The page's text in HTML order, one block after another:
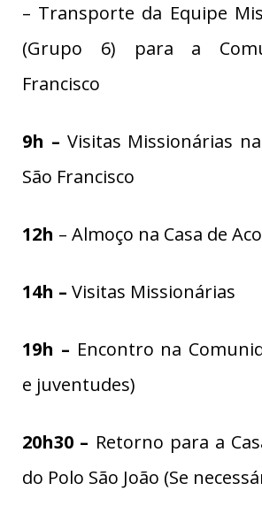
– Transporte da Equipe
(Grupo 6) para a
Francisco
9h – Visitas Missionárias
São Francisco
12h – Almoço na Casa de
14h – Visitas Missionárias
19h – Encontro na
e juventudes)
20h30 – Retorno para a
do Polo São João (Se